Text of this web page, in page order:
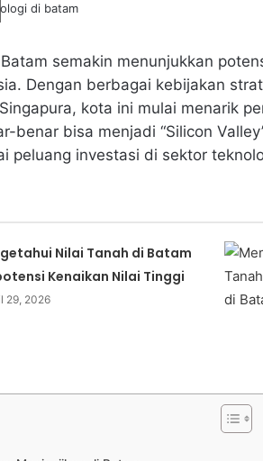
semakin menunjukkan
Dengan berbagai kebijakan
kota ini mulai menarik
benar bisa menjadi “Silicon
peluang investasi di sektor
Nilai Tanah di Batam
Kenaikan Nilai Tinggi
29, 2026